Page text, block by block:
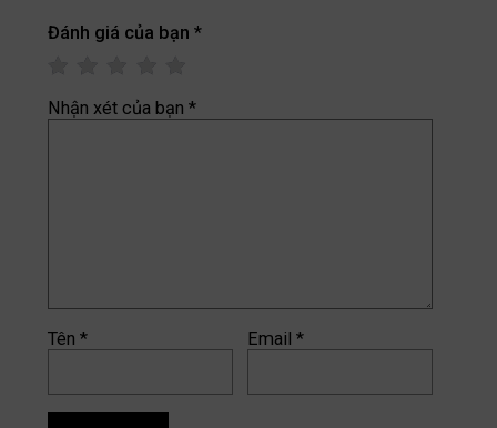
Đánh giá của bạn *
Nhận xét của bạn *
Tên * Email*